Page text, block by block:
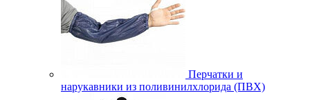
Перчатки и
нарукавники из поливинилхлорида (ПВХ)